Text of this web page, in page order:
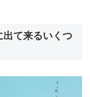
て来るいくつ